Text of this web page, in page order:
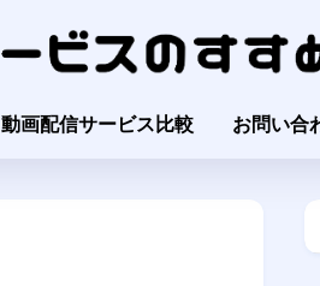
動画配信サービス比較 お問い合